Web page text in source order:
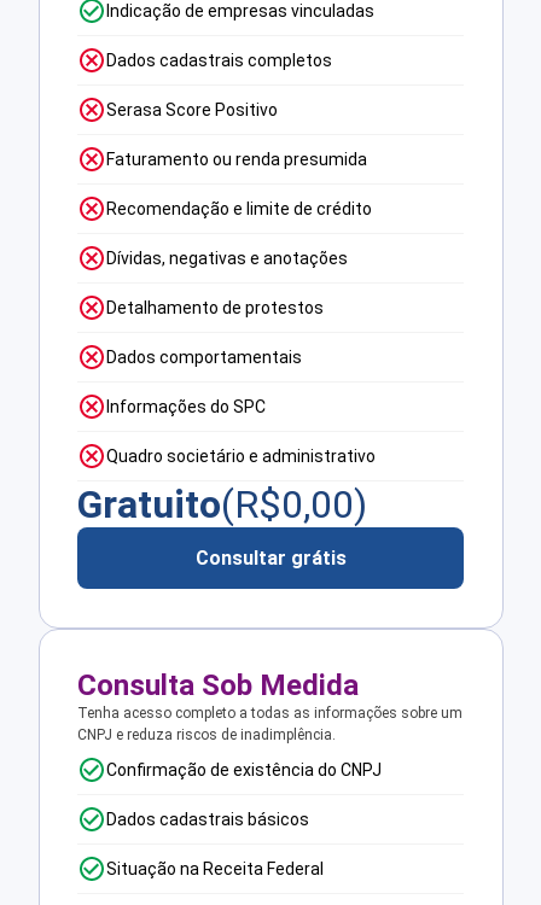
Indicação de empresas vinculadas
Dados cadastrais completos
Serasa Score Positivo
Faturamento ou renda presumida
Recomendação e limite de crédito
Dívidas, negativas e anotações
Detalhamento de protestos
Dados comportamentais
Informações do SPC
Quadro societário e administrativo
Gratuito(R$0,00)
Consultar grátis
Consulta Sob Medida
Tenha acesso completo a todas as informações sobre um
CNPJ e reduza riscos de inadimplência.
Confirmação de existência do CNPJ
Dados cadastrais básicos
Situação na Receita Federal